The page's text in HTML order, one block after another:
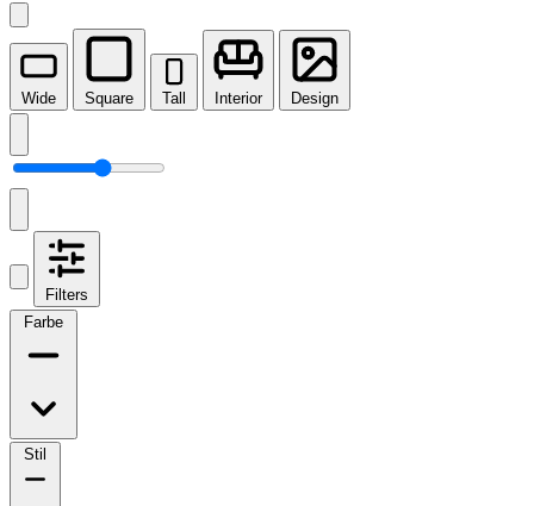
Wide Square Tall Interior Design
Filters
Farbe
Stil